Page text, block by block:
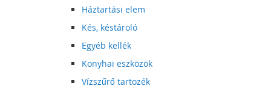
Háztartási elem
Kés, késtároló
Egyéb kellék
Konyhai eszközök
Vízszűrő tartozék